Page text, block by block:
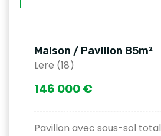
Maison / Pavillon 85m²
Lere (18)
146 000 €
Pavillon avec sous-sol total